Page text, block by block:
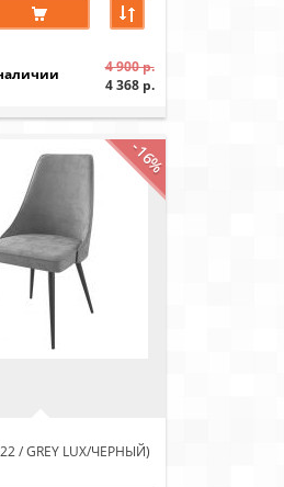
4 900 р.
4 368 р.
-16%
/ GREY LUX/ЧЕРНЫЙ)